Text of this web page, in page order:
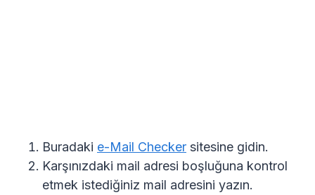
Buradaki e-Mail Checker sitesine gidin.
Karşınızdaki mail adresi boşluğuna kontrol
etmek istediğiniz mail adresini yazın.